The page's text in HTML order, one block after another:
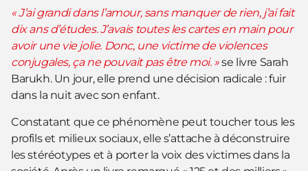
« J’ai grandi dans l’amour, sans manquer de rien, j’ai fait
dix ans d’études. J’avais toutes les cartes en main pour
avoir une vie jolie. Donc, une victime de violences
conjugales, ça ne pouvait pas être moi. »se livre Sarah
Barukh. Un jour, elle prend une décision radicale : fuir
dans la nuit avec son enfant.
Constatant que ce phénomène peut toucher tous les
profils et milieux sociaux, elle s’attache à déconstruire
les stéréotypes et à porter la voix des victimes dans la